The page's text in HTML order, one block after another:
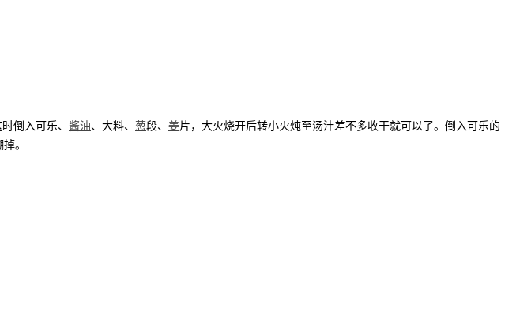
倒入可乐、 酱油、大料、 葱段、 姜片，大火烧开后转小火炖至汤汁差不多收干就可以了。倒入可乐的
。